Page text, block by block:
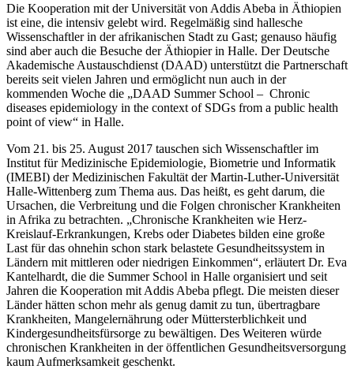
Die Kooperation mit der Universität von Addis Abeba in Äthiopien
ist eine, die intensiv gelebt wird. Regelmäßig sind hallesche
Wissenschaftler in der afrikanischen Stadt zu Gast; genauso häufig
sind aber auch die Besuche der Äthiopier in Halle. Der Deutsche
Akademische Austauschdienst (DAAD) unterstützt die Partnerschaft
bereits seit vielen Jahren und ermöglicht nun auch in der
kommenden Woche die „DAAD Summer School – Chronic
diseases epidemiology in the context of SDGs from a public health
point of view“ in Halle.
Vom 21. bis 25. August 2017 tauschen sich Wissenschaftler im
Institut für Medizinische Epidemiologie, Biometrie und Informatik
(IMEBI) der Medizinischen Fakultät der Martin-Luther-Universität
Halle-Wittenberg zum Thema aus. Das heißt, es geht darum, die
Ursachen, die Verbreitung und die Folgen chronischer Krankheiten
in Afrika zu betrachten. „Chronische Krankheiten wie Herz-
Kreislauf-Erkrankungen, Krebs oder Diabetes bilden eine große
Last für das ohnehin schon stark belastete Gesundheitssystem in
Ländern mit mittleren oder niedrigen Einkommen“, erläutert Dr. Eva
Kantelhardt, die die Summer School in Halle organisiert und seit
Jahren die Kooperation mit Addis Abeba pflegt. Die meisten dieser
Länder hätten schon mehr als genug damit zu tun, übertragbare
Krankheiten, Mangelernährung oder Müttersterblichkeit und
Kindergesundheitsfürsorge zu bewältigen. Des Weiteren würde
chronischen Krankheiten in der öffentlichen Gesundheitsversorgung
kaum Aufmerksamkeit geschenkt.